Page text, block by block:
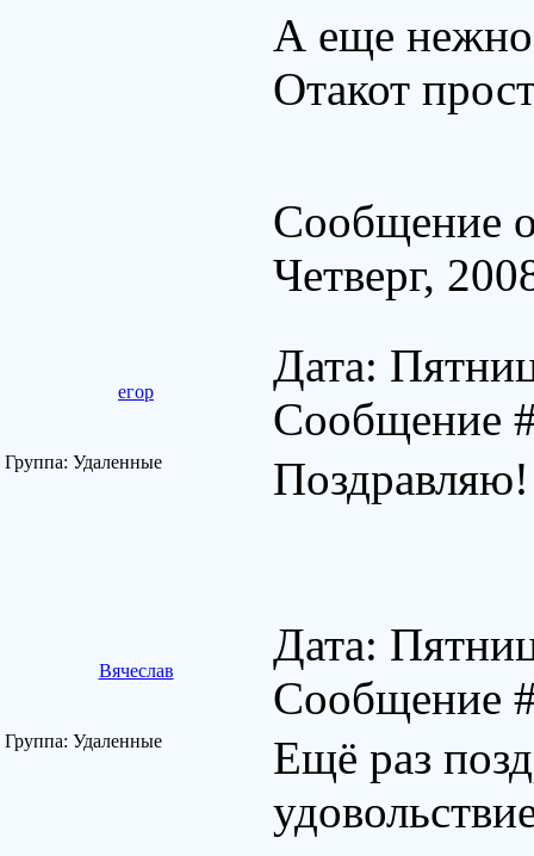
А еще
Отакот
Сообщение
Четверг,
егор
Дата:
Сообщение
Группа: Удаленные Поздравляю!
Вячеслав
Дата:
Сообщение
Группа: Удаленные
Ещё раз